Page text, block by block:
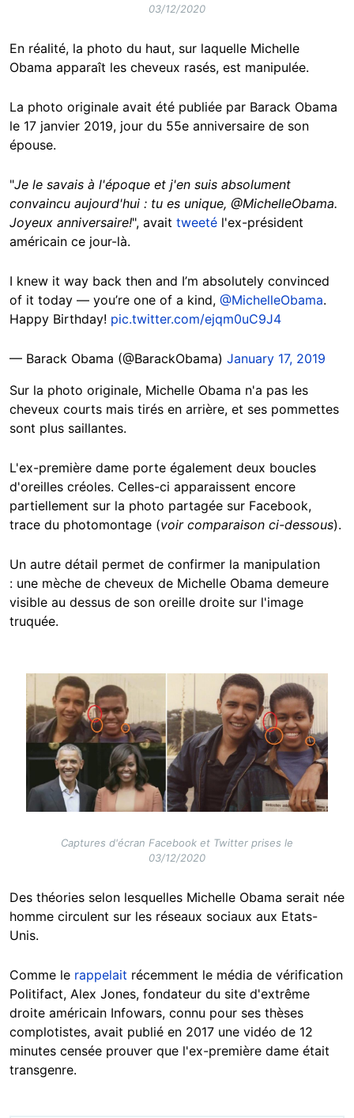
03/12/2020
En réalité, la photo du haut, sur laquelle Michelle
Obama apparaît les cheveux rasés, est manipulée.
La photo originale avait été publiée par Barack Obama
le 17 janvier 2019, jour du 55e anniversaire de son
épouse.
"Je le savais à l'époque et j'en suis absolument
convaincu aujourd'hui : tu es unique, @MichelleObama.
Joyeux anniversaire!", avait tweeté l'ex-président
américain ce jour-là.
I knew it way back then and I’m absolutely convinced
of it today — you’re one of a kind, @MichelleObama.
Happy Birthday! pic.twitter.com/ejqm0uC9J4
— Barack Obama (@BarackObama) January 17, 2019
Sur la photo originale, Michelle Obama n'a pas les
cheveux courts mais tirés en arrière, et ses pommettes
sont plus saillantes.
L'ex-première dame porte également deux boucles
d'oreilles créoles. Celles-ci apparaissent encore
partiellement sur la photo partagée sur Facebook,
trace du photomontage (voir comparaison ci-dessous).
Un autre détail permet de confirmer la manipulation
: une mèche de cheveux de Michelle Obama demeure
visible au dessus de son oreille droite sur l'image
truquée.
Captures d'écran Facebook et Twitter prises le
03/12/2020
Des théories selon lesquelles Michelle Obama serait née
homme circulent sur les réseaux sociaux aux Etats-
Unis.
Comme le rappelait récemment le média de vérification
Politifact, Alex Jones, fondateur du site d'extrême
droite américain Infowars, connu pour ses thèses
complotistes, avait publié en 2017 une vidéo de 12
minutes censée prouver que l'ex-première dame était
transgenre.